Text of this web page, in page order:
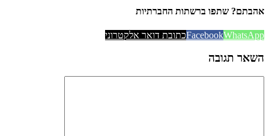
אהבתם? שתפו ברשתות החברתיות
FacebookWhatsApp כתובת דואר אלקטרוני
השאר תגובה